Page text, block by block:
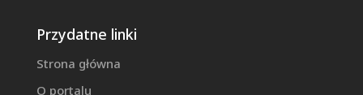
Przydatne linki
Strona główna
O portalu